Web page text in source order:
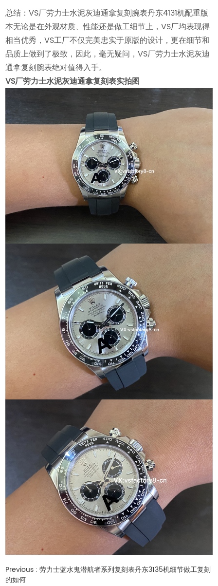
总结：VS厂劳力士水泥灰迪通拿复刻腕表丹东4131机配重版
本无论是在外观材质、性能还是做工细节上，VS厂均表现得
相当优秀，VS工厂不仅完美忠实于原版的设计，更在细节和
品质上做到了极致，因此，毫无疑问，VS厂劳力士水泥灰迪
通拿复刻腕表绝对值得入手。
VS厂劳力士水泥灰迪通拿复刻表实拍图
Previous :劳力士蓝水鬼潜航者系列复刻表丹东3135机细节做工复刻
的如何